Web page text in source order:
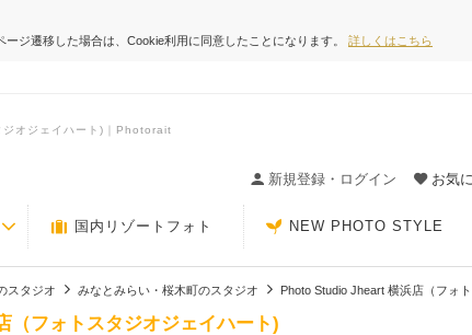
ジ遷移した場合は、Cookie利用に同意したことになります。 詳しくはこちら
オジェイハート)｜Photorait
新規登録・ログイン
お気
国内リゾートフォト NEW PHOTO STYLE
スタジオ みなとみらい・桜木町のスタジオ Photo Studio Jheart 横浜店（フォ
フォトスタジオジェイハート)